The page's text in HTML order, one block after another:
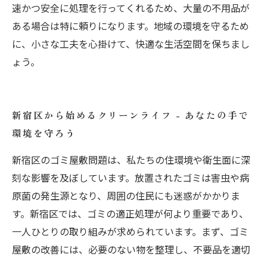
速かつ安全に処理を行ってくれるため、大量の不用品が
ある場合は特に頼りになります。地域の環境を守るため
に、小さな工夫を心掛けて、快適な生活空間を保ちまし
ょう。
新宿区から始めるクリーンライフ - あなたの手で
環境を守ろう
新宿区のゴミ屋敷問題は、私たちの住環境や衛生面に深
刻な影響を及ぼしています。放置されたゴミは害虫や病
原菌の発生源となり、周囲の住民にも迷惑がかかりま
す。新宿区では、ゴミの適正処理が何より重要であり、
一人ひとりの取り組みが求められています。まず、ゴミ
屋敷の改善には、必要のない物を整理し、不要品を適切